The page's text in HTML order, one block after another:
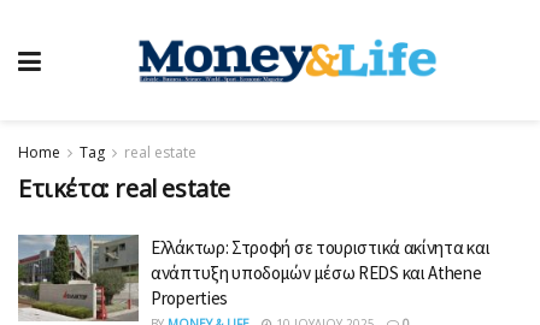
Home Tag real estate
Ετικέτα: real estate
Ελλάκτωρ: Στροφή σε τουριστικά ακίνητα και
ανάπτυξη υποδομών μέσω REDS και Athene
Properties